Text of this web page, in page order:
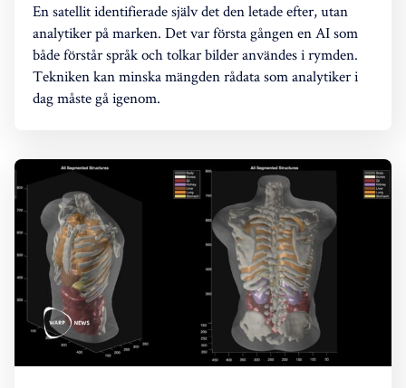
En satellit identifierade själv det den letade efter, utan
analytiker på marken. Det var första gången en AI som
både förstår språk och tolkar bilder användes i rymden.
Tekniken kan minska mängden rådata som analytiker i
dag måste gå igenom.